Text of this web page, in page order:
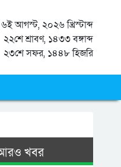
আগস্ট, ২০২৬ খ্রিস্টাব্দ
২২শে শ্রাবণ, ১৪৩৩ বঙ্গাব্দ
২৩শে সফর, ১৪৪৮ হিজরি
আরও খবর